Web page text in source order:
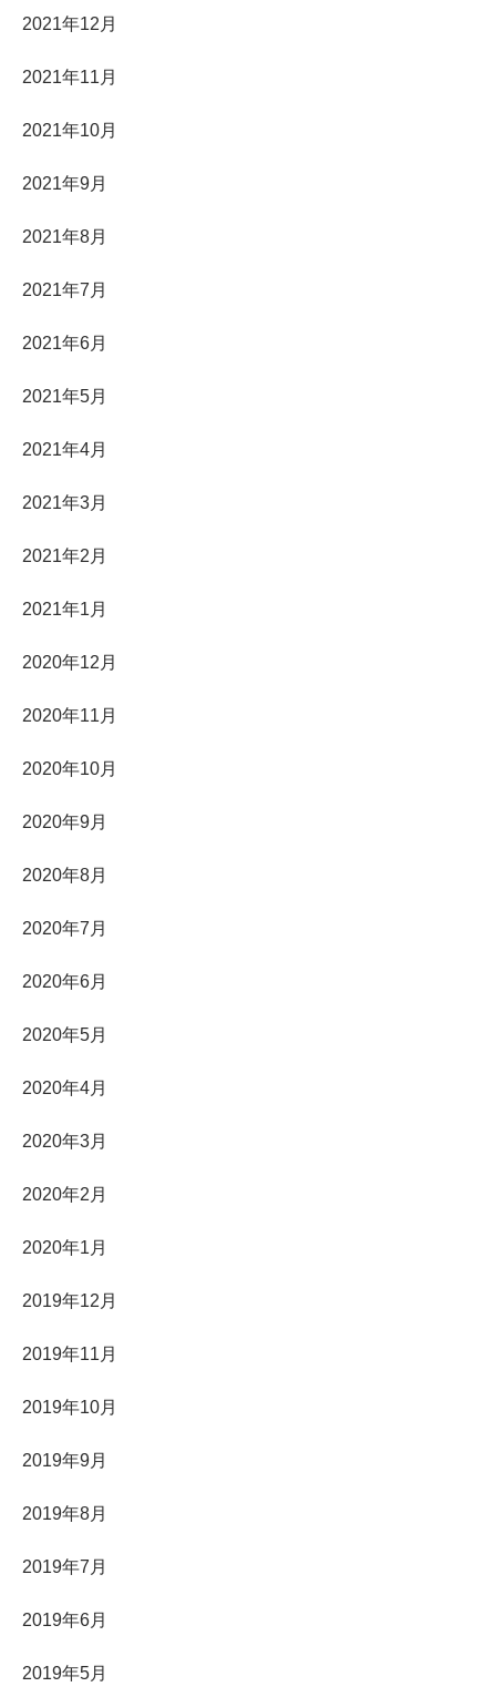
2021年12月
2021年11月
2021年10月
2021年9月
2021年8月
2021年7月
2021年6月
2021年5月
2021年4月
2021年3月
2021年2月
2021年1月
2020年12月
2020年11月
2020年10月
2020年9月
2020年8月
2020年7月
2020年6月
2020年5月
2020年4月
2020年3月
2020年2月
2020年1月
2019年12月
2019年11月
2019年10月
2019年9月
2019年8月
2019年7月
2019年6月
2019年5月